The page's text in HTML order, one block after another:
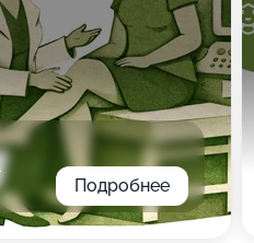
Подробнее